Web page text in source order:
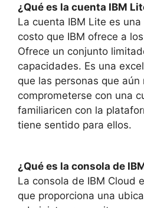
¿Qué es la cuenta IBM
La cuenta IBM Lite es
costo que IBM ofrece a
Ofrece un conjunto
capacidades. Es una
que las personas que
comprometerse con una
familiaricen con la
tiene sentido para ellos.
¿Qué es la consola de
La consola de IBM Cloud
que proporciona una